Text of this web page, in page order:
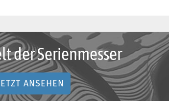
der Serienmesser
ANSEHEN